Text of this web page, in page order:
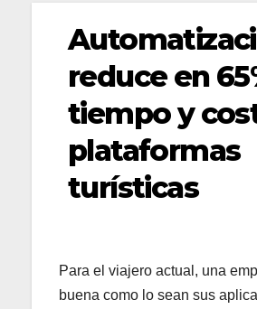
reduce en
tiempo y
plataformas
turísticas
Para el viajero actual, una
buena como lo sean sus